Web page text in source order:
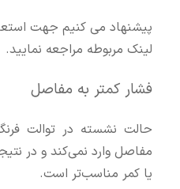
پیشنهاد می کنیم جهت
لینک مربوطه مراجعه نمایید.
فشار کمتر به مفاصل
حالت نشسته در توالت
مفاصل وارد نمی‌کند و در
یا کمر مناسب‌تر است.